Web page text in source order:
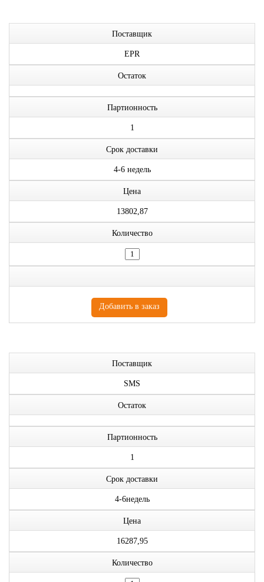
Поставщик
EPR
Остаток
Партионность
1
Срок доставки
4-6 недель
Цена
13802,87
Количество
Поставщик
SMS
Остаток
Партионность
1
Срок доставки
4-6недель
Цена
16287,95
Количество